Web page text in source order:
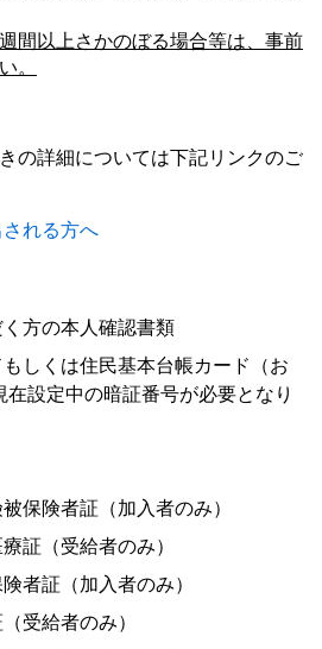
間以上さかのぼる場合等は、事前
。
の詳細については下記リンクのご
れる方へ
方の本人確認書類
しくは住民基本台帳カード（お
設定中の暗証番号が必要となり
保険者証（加入者のみ）
証（受給者のみ）
者証（加入者のみ）
受給者のみ）